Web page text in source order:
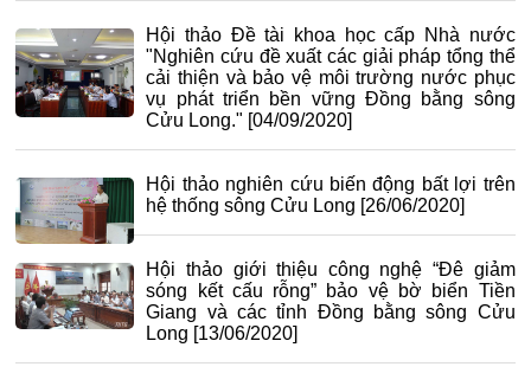
Hội thảo Đề tài khoa học cấp Nhà nước
"Nghiên cứu đề xuất các giải pháp tổng thể
cải thiện và bảo vệ môi trường nước phục
vụ phát triển bền vững Đồng bằng sông
Cửu Long." [04/09/2020]
Hội thảo nghiên cứu biến động bất lợi trên
hệ thống sông Cửu Long [26/06/2020]
Hội thảo giới thiệu công nghệ “Đê giảm
sóng kết cấu rỗng” bảo vệ bờ biển Tiền
Giang và các tỉnh Đồng bằng sông Cửu
Long [13/06/2020]